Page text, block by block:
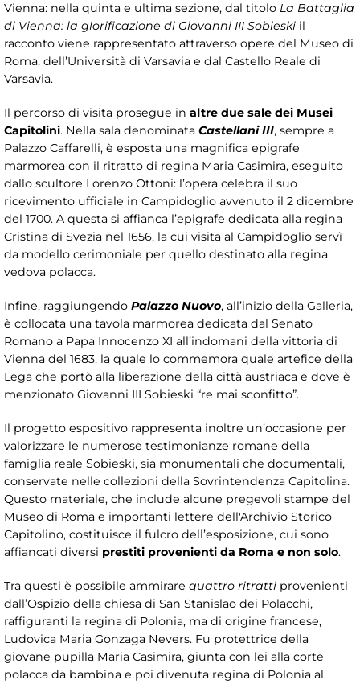
Vienna: nella quinta e ultima sezione, dal titolo La Battaglia
di Vienna: la glorificazione di Giovanni III Sobieski il
racconto viene rappresentato attraverso opere del Museo di
Roma, dell’Università di Varsavia e dal Castello Reale di
Varsavia.
Il percorso di visita prosegue in altre due sale dei Musei
Capitolini. Nella sala denominata Castellani III, sempre a
Palazzo Caffarelli, è esposta una magnifica epigrafe
marmorea con il ritratto di regina Maria Casimira, eseguito
dallo scultore Lorenzo Ottoni: l’opera celebra il suo
ricevimento ufficiale in Campidoglio avvenuto il 2 dicembre
del 1700. A questa si affianca l’epigrafe dedicata alla regina
Cristina di Svezia nel 1656, la cui visita al Campidoglio servì
da modello cerimoniale per quello destinato alla regina
vedova polacca.
Infine, raggiungendo Palazzo Nuovo, all’inizio della Galleria,
è collocata una tavola marmorea dedicata dal Senato
Romano a Papa Innocenzo XI all’indomani della vittoria di
Vienna del 1683, la quale lo commemora quale artefice della
Lega che portò alla liberazione della città austriaca e dove è
menzionato Giovanni III Sobieski “re mai sconfitto”.
Il progetto espositivo rappresenta inoltre un’occasione per
valorizzare le numerose testimonianze romane della
famiglia reale Sobieski, sia monumentali che documentali,
conservate nelle collezioni della Sovrintendenza Capitolina.
Questo materiale, che include alcune pregevoli stampe del
Museo di Roma e importanti lettere dell'Archivio Storico
Capitolino, costituisce il fulcro dell’esposizione, cui sono
affiancati diversi prestiti provenienti da Roma e non solo.
Tra questi è possibile ammirare quattro ritratti provenienti
dall’Ospizio della chiesa di San Stanislao dei Polacchi,
raffiguranti la regina di Polonia, ma di origine francese,
Ludovica Maria Gonzaga Nevers. Fu protettrice della
giovane pupilla Maria Casimira, giunta con lei alla corte
polacca da bambina e poi divenuta regina di Polonia al